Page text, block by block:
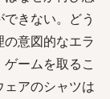
きない。どう
意図的なエラ
ームを取るこ
アのシャツは